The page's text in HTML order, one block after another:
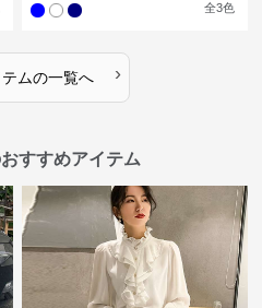
全3色
ムの一覧へ ›
すすめアイテム